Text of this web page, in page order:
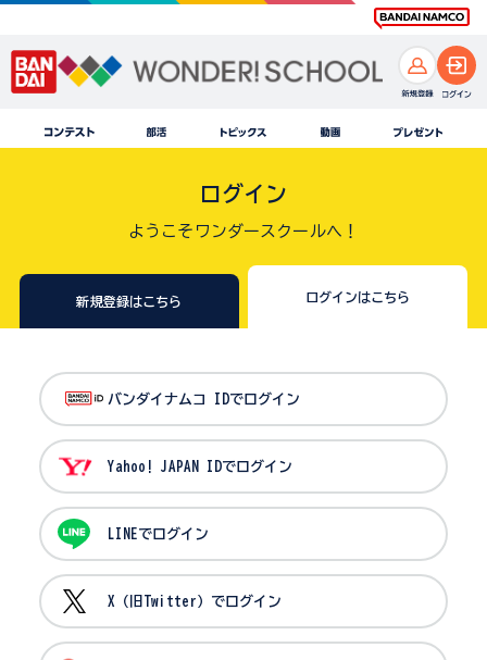
ログイン
ようこそワンダースクールへ！
新規登録はこちら ログインはこちら
バンダイナムコ IDでログイン
Yahoo! JAPAN IDでログイン
LINEでログイン
X（旧Twitter）でログイン